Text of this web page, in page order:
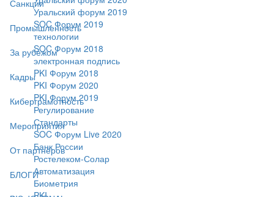
Санкции
Промышленность
За рубежом
Кадры
Киберграмотность
Мероприятия
От партнёров
БЛОГИ
Уральский форум 2019
SOC Форум 2019
технологии
SOC Форум 2018
электронная подпись
PKI Форум 2018
PKI Форум 2020
PKI Форум 2019
Регулирование
Стандарты
SOC Форум Live 2020
Банк России
Ростелеком-Солар
Автоматизация
Биометрия